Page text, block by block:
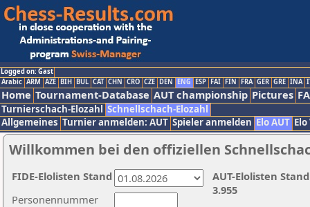
Logged on: Gast
Arabic ARM AZE BIH BUL CAT CHN CRO CZE DEN ENG ESP FAI FIN FRA GER GRE INA
Home Tournament-Database AUT championship Pictures
Turnierschach-Elozahl Schnellschach-Elozahl
Allgemeines Turnier anmelden: AUT Spieler anmelden Elo AUT
Willkommen bei den offiziellen
Personennummer
AUT-Elolisten
3.955
FIDE-Elolisten Stand